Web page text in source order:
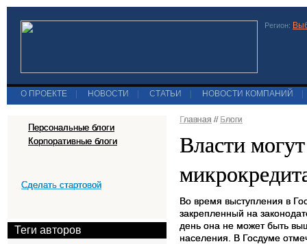
Регион:
О ПРОЕКТЕ НОВОСТИ СТАТЬИ НОВОСТИ КОМПАНИЙ
Персональные блоги
Корпоративные блоги
Сделать стартовой
Теги авторов
Главная // Блоги
Власти
Во время выступления в
закрепленный на
день она не может быть
населения. В Госдуме